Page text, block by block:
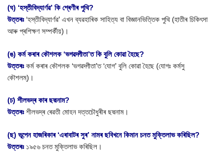
(ঘ) ‘হস্তীবিদ্যার্ণৱ’ কি শ্ৰেণীৰ পুথি?
উত্তৰঃ ‘হস্তীবিদ্যার্ণৱ’ এখন ব্যৱহাৰিক সাহিত্য বা বিজ্ঞানভিত্তিক পুথি (হাতীৰ চিকিৎসা
আৰু প্ৰশিক্ষণ সম্পৰ্কীয়)।
(ঙ) কৰ্ম কৰাৰ কৌশলক ‘ভগৱদ্গীতা’ত কি বুলি কোৱা হৈছে?
উত্তৰঃ কৰ্ম কৰাৰ কৌশলক ‘ভগৱদ্গীতা’ত ‘যোগ’ বুলি কোৱা হৈছে (যোগঃ কৰ্মসু
কৌশলম্)।
(চ) শীলভদ্ৰ কাৰ ছদ্মনাম?
উত্তৰঃ শীলভদ্ৰ ৰেৱতী মোহন দত্তচৌধুৰীৰ ছদ্মনাম।
(ছ) ভূপেন হাজৰিকাৰ ‘এৰাবাটৰ সুৰ’ নামৰ ছবিখনে কিমান চনত মুক্তিলাভ কৰিছিল?
উত্তৰঃ ১৯৫৬ চনত মুক্তিলাভ কৰিছিল।